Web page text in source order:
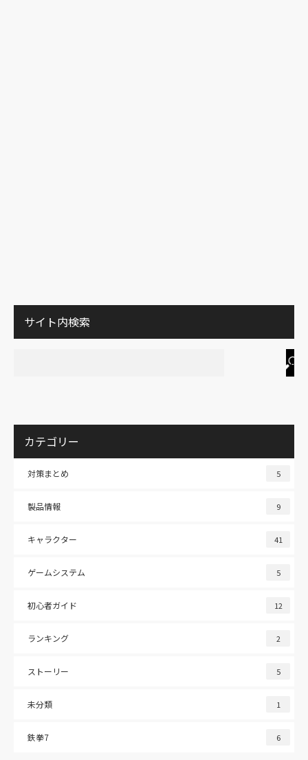
サイト内検索
カテゴリー
対策まとめ 5
製品情報 9
キャラクター 41
ゲームシステム 5
初心者ガイド 12
ランキング 2
ストーリー 5
未分類 1
鉄拳7 6